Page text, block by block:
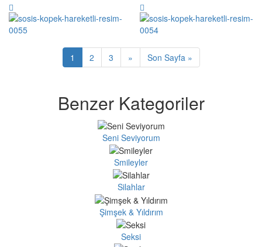
1 2 3 » Son Sayfa »
Benzer Kategoriler
Seni Seviyorum
Smileyler
Silahlar
Şimşek & Yıldırım
Seksi